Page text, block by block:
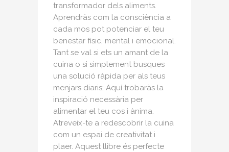
transformador dels aliments.
Aprendràs com la consciència a
cada mos pot potenciar el teu
benestar físic, mental i emocional.
Tant se val si ets un amant de la
cuina o si simplement busques
una solució ràpida per als teus
menjars diaris; Aquí trobaràs la
inspiració necessària per
alimentar el teu cos i ànima.
Atreveix-te a redescobrir la cuina
com un espai de creativitat i
plaer. Aquest llibre és perfecte